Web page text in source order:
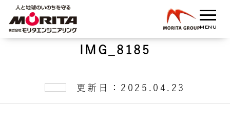
IMG_8185
更新日：2025.04.23